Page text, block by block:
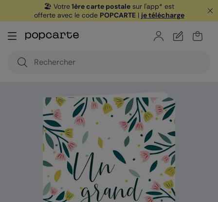
🏖️ Votre1ère carte postale sur l'app* est
offerte avec le code POPCARTE| je télécharge